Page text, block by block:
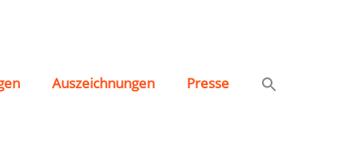
Auszeichnungen Presse